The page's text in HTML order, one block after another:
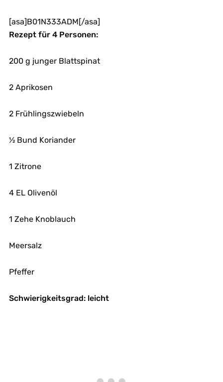
[asa]B01N333ADM[/asa]
Rezept für 4 Personen:
200 g junger Blattspinat
2 Aprikosen
2 Frühlingszwiebeln
½ Bund Koriander
1 Zitrone
4 EL Olivenöl
1 Zehe Knoblauch
Meersalz
Pfeffer
Schwierigkeitsgrad: leicht